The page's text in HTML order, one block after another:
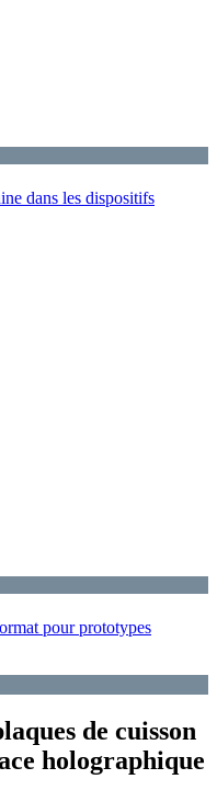
dans les dispositifs
pour prototypes
de cuisson
holographique